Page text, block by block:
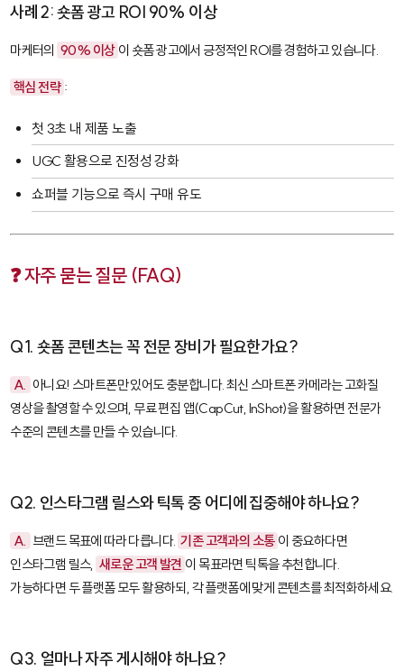
사례 2: 숏폼 광고 ROI 90% 이상
마케터의 90% 이상 이 숏폼 광고에서 긍정적인 ROI를 경험하고 있습니다.
핵심 전략 :
첫 3초 내 제품 노출
UGC 활용으로 진정성 강화
쇼퍼블 기능으로 즉시 구매 유도
❓ 자주 묻는 질문 (FAQ)
Q1. 숏폼 콘텐츠는 꼭 전문 장비가 필요한가요?
A. 아니요! 스마트폰만 있어도 충분합니다. 최신 스마트폰 카메라는 고화질
영상을 촬영할 수 있으며, 무료 편집 앱(CapCut,InShot)을 활용하면 전문가
수준의 콘텐츠를 만들 수 있습니다.
Q2. 인스타그램 릴스와 틱톡 중 어디에 집중해야 하나요?
A. 브랜드 목표에 따라 다릅니다. 기존 고객과의 소통 이 중요하다면
인스타그램 릴스, 새로운 고객 발견 이 목표라면 틱톡을 추천합니다.
가능하다면 두 플랫폼 모두 활용하되, 각 플랫폼에 맞게 콘텐츠를 최적화하세요.
Q3. 얼마나 자주 게시해야 하나요?